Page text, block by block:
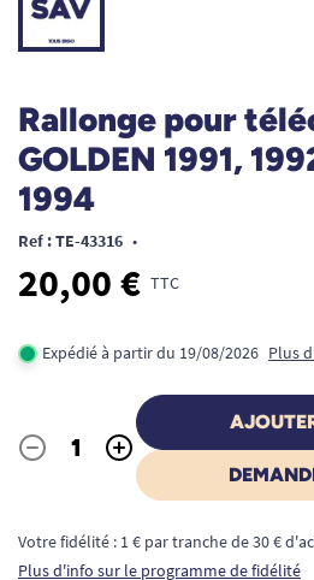
Rallonge pour
GOLDEN 1991,
1994
Ref : TE-43316 •
20,00 € TTC
Expédié à partir du 19/08/2026 Plus
Quantité
- +
Votre fidélité : 1 € par tranche de 30 €
Plus d'info sur le programme de fidélité